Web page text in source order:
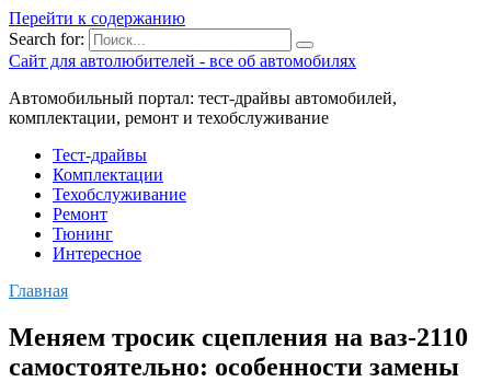
Перейти к содержанию
Search for:
Сайт для автолюбителей - все об автомобилях
Автомобильный портал: тест-драйвы автомобилей,
комплектации, ремонт и техобслуживание
Тест-драйвы
Комплектации
Техобслуживание
Ремонт
Тюнинг
Интересное
Главная
Меняем тросик сцепления на ваз-2110
самостоятельно: особенности замены